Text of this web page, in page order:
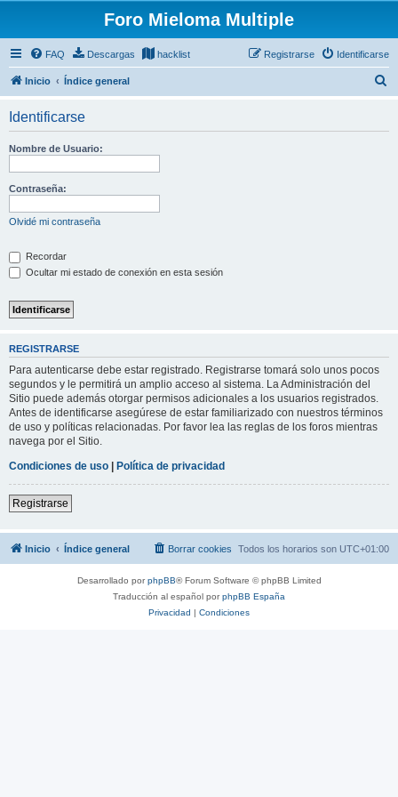
Foro Mieloma Multiple
FAQ Descargas hacklist Identificarse
Registrarse
Inicio Índice general
Identificarse
Nombre de Usuario:
Contraseña:
Olvidé mi contraseña
Recordar
Ocultar mi estado de conexión en esta sesión
REGISTRARSE
Para autenticarse debe estar registrado. Registrarse tomará solo unos pocos
segundos y le permitirá un amplio acceso al sistema. La Administración del
Sitio puede además otorgar permisos adicionales a los usuarios registrados.
Antes de identificarse asegúrese de estar familiarizado con nuestros términos
de uso y políticas relacionadas. Por favor lea las reglas de los foros mientras
navega por el Sitio.
Condiciones de uso | Política de privacidad
Registrarse
Inicio Índice general Todos los horarios son UTC+01:00
Borrar cookies
Desarrollado porphpBB® Forum Software © phpBB Limited
Traducción al español porphpBB España
Privacidad | Condiciones